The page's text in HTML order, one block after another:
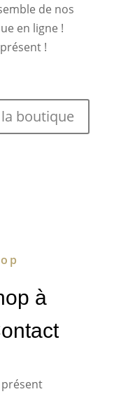
de nos
en ligne !
!
boutique
à
présent